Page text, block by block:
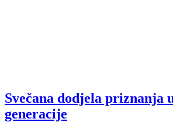
Svečana dodjela priznanja
generacije